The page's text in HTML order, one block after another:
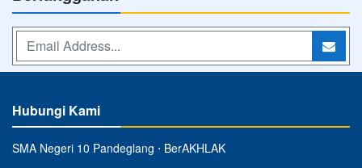
Hubungi Kami
SMA Negeri 10 Pandeglang ⋅ BerAKHLAK